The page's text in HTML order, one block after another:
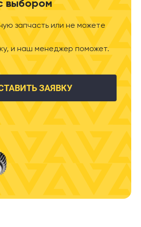
выбором
запчасть или не можете
и наш менеджер поможет.
ЗАЯВКУ